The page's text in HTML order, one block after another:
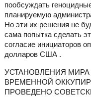
пообсуждать
планируемую
Но эти их решения не
сама попытка сделать
согласие инициаторов
долларов США .
УСТАНОВЛЕНИЯ
ВРЕМЕННОЙ
ПРОВЕДЕНО